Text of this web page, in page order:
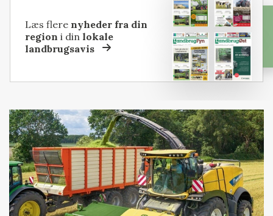
Læs flere nyheder fra din
region i dinlokale
landbrugsavis